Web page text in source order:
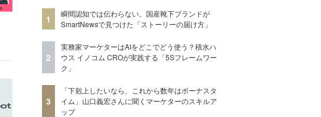
1
瞬間認知では伝わらない。国産靴下ブランドが
SmartNewsで見つけた「ストーリーの届け方」
2
実務家マーケターはAIをどこでどう使う？積水ハ
ウス イノコム CROが実践する「5Sフレームワー
ク」
3
「下剋上したいなら、これから数年はボーナスタ
イム」山口義宏さんに聞くマーケターのスキルア
ップ